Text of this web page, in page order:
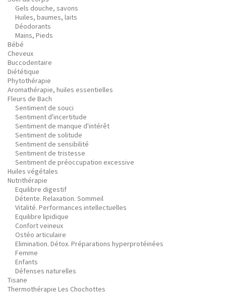
Gels douche, savons
Huiles, baumes, laits
Déodorants
Mains, Pieds
Bébé
Cheveux
Buccodentaire
Diététique
Phytothérapie
Aromathérapie, huiles essentielles
Fleurs de Bach
Sentiment de souci
Sentiment d'incertitude
Sentiment de manque d'intérêt
Sentiment de solitude
Sentiment de sensibilité
Sentiment de tristesse
Sentiment de préoccupation excessive
Huiles végétales
Nutrithérapie
Equilibre digestif
Détente. Relaxation. Sommeil
Vitalité. Performances intellectuelles
Equilibre lipidique
Confort veineux
Ostéo articulaire
Elimination. Détox. Préparations hyperprotéinées
Femme
Enfants
Défenses naturelles
Tisane
Thermothérapie Les Chochottes